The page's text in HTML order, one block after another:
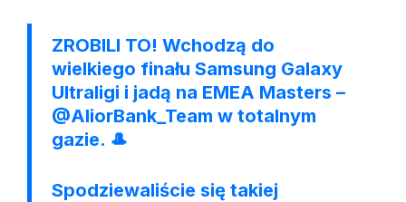
ZROBILI TO! Wchodzą do
wielkiego finału Samsung Galaxy
Ultraligi i jadą na EMEA Masters –
@AliorBank_Team w totalnym
gazie. 🎩
Spodziewaliście się takiej